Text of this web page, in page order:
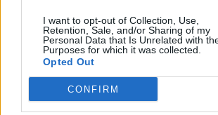
I want to opt-out of Collection, Use,
Retention, Sale, and/or Sharing of my
Personal Data that Is Unrelated with
Purposes for which it was collected.
Opted Out
CONFIRM